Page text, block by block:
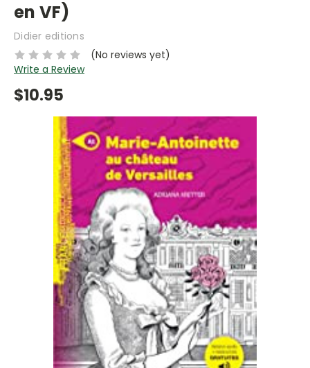
en VF)
Didier editions
(No reviews yet)
Write a Review
$10.95